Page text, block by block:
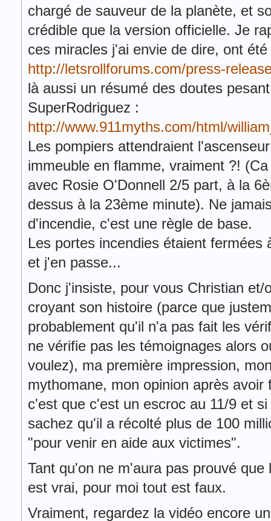
chargé de sauveur de la planète, et
crédible que la version officielle. Je
ces miracles j'ai envie de dire, ont
http://letsrollforums.com/press-
là aussi un résumé des doutes
SuperRodriguez :
http://www.911myths.com/html/
Les pompiers attendraient
immeuble en flamme, vraiment ?!
avec Rosie O'Donnell 2/5 part, à la
dessus à la 23ème minute). Ne
d'incendie, c'est une règle de base.
Les portes incendies étaient fermées
et j'en passe...
Donc j'insiste, pour vous Christian
croyant son histoire (parce que
probablement qu'il n'a pas fait les
ne vérifie pas les témoignages alors
voulez), ma première impression,
mythomane, mon opinion après
c'est que c'est un escroc au 11/9 et
sachez qu'il a récolté plus de 100
"pour venir en aide aux victimes".
Tant qu'on ne m'aura pas prouvé
est vrai, pour moi tout est faux.
Vraiment, regardez la vidéo encore